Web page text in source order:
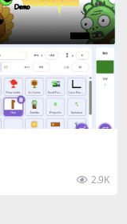
2.9K